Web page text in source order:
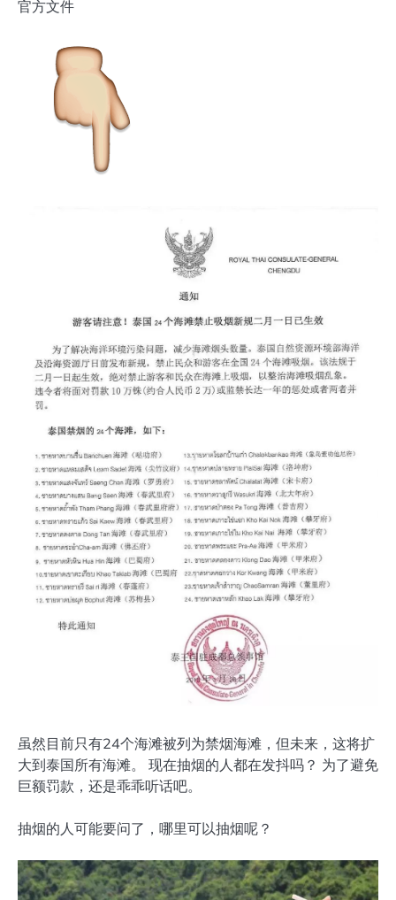
官方文件
虽然目前只有24个海滩被列为禁烟海滩，但未来，这将扩
大到泰国所有海滩。 现在抽烟的人都在发抖吗？ 为了避免
巨额罚款，还是乖乖听话吧。
抽烟的人可能要问了，哪里可以抽烟呢？